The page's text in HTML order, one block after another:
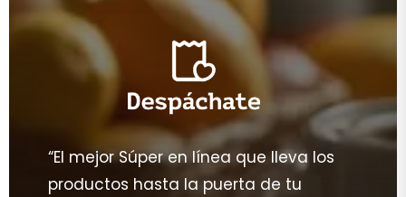
“El mejor Súper en línea que lleva los
productos hasta la puerta de tu